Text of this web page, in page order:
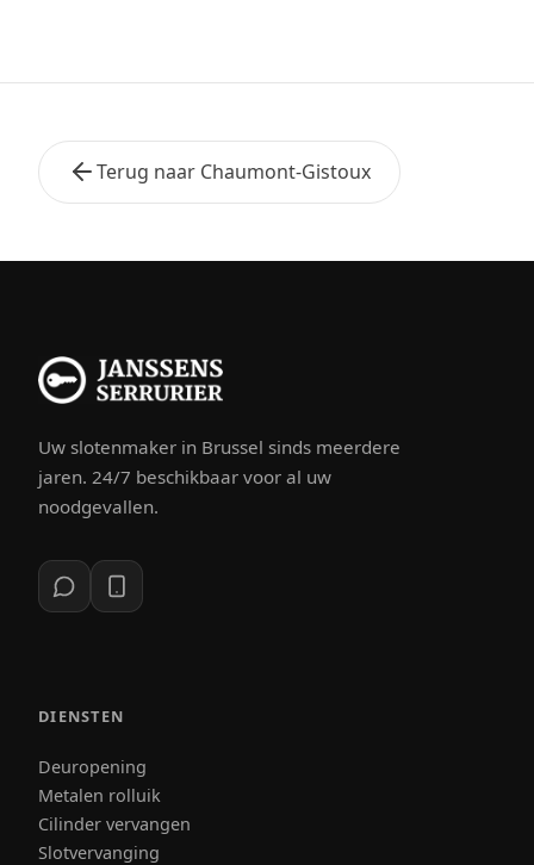
Terug naar Chaumont-Gistoux
Uw slotenmaker in Brussel sinds meerdere
jaren. 24/7 beschikbaar voor al uw
noodgevallen.
DIENSTEN
Deuropening
Metalen rolluik
Cilinder vervangen
Slotvervanging